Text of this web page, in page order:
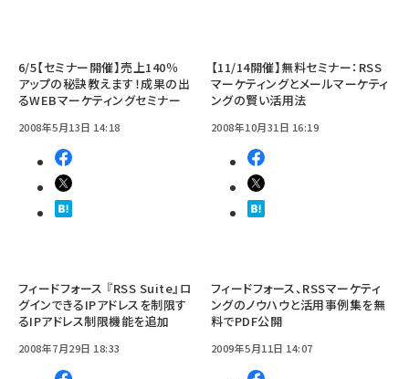
6/5【セミナー開催】売上140％
アップの秘訣教えます！成果の出
るWEBマーケティングセミナー
2008年5月13日 14:18
【11/14開催】無料セミナー：RSS
マーケティングとメールマーケティ
ングの賢い活用法
2008年10月31日 16:19
フィードフォース 『RSS Suite』ロ
グインできるIPアドレスを制限す
るIPアドレス制限機能を追加
2008年7月29日 18:33
フィードフォース、RSSマーケティ
ングのノウハウと活用事例集を無
料でPDF公開
2009年5月11日 14:07